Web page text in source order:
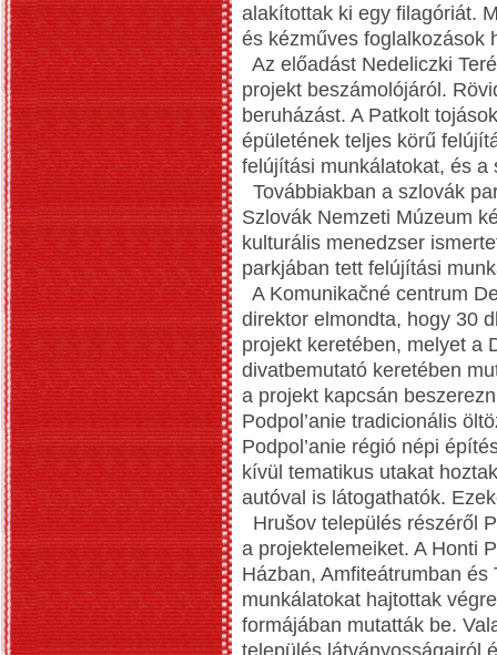
alakítottak ki egy filagóriát.
és kézműves foglalkozások
Az előadást Nedeliczki
projekt beszámolójáról.
beruházást. A Patkolt
épületének teljes körű
felújítási munkálatokat, és
Továbbiakban a szlovák
Szlovák Nemzeti Múzeum
kulturális menedzser
parkjában tett felújítási
A Komunikačné centrum
direktor elmondta, hogy 30
projekt keretében, melyet a
divatbemutató keretében
a projekt kapcsán
Podpol’anie tradicionális
Podpol’anie régió népi
kívül tematikus utakat
autóval is látogathatók.
Hrušov település részéről
a projektelemeiket. A Honti
Házban, Amfiteátrumban
munkálatokat hajtottak
formájában mutatták be.
település látványosságairól